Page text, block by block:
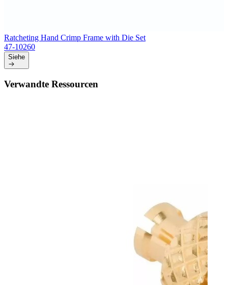
Ratcheting Hand Crimp Frame with Die Set
47-10260
Siehe
Verwandte Ressourcen